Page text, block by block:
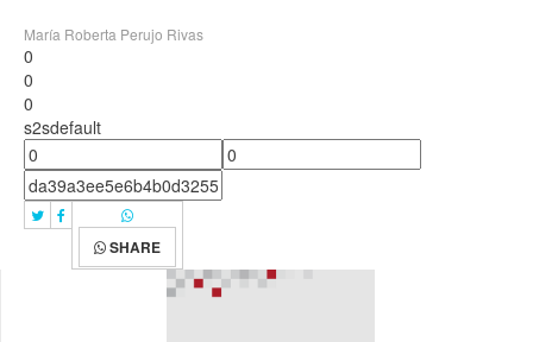
María Roberta Perujo Rivas
0
0
0
s2sdefault
SHARE